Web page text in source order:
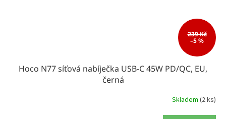
239 Kč
–5 %
Hoco N77 síťová nabíječka USB-C 45W PD/QC, EU,
černá
Skladem (2 ks)